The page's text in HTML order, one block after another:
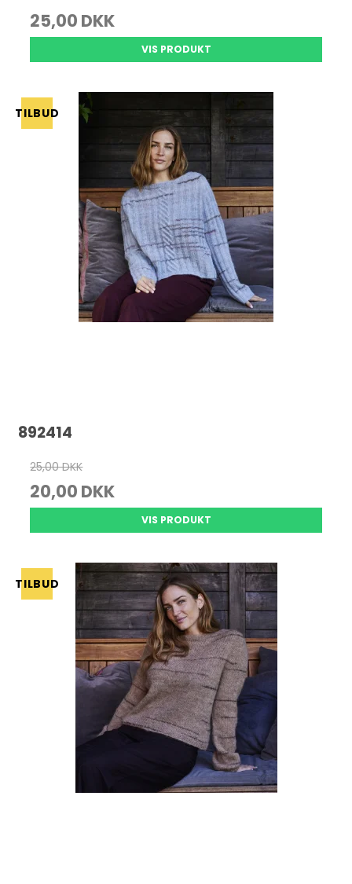
25,00 DKK
VIS PRODUKT
TILBUD
892414
25,00 DKK
20,00 DKK
VIS PRODUKT
TILBUD